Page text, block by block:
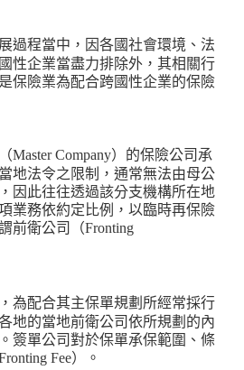
過程當中，因各國社會環境、法
性企業當盡力排除外，其相關行
保險業為配合跨國性企業的保險
Master Company）的保險公司承
地法令之限制，通常無法由母公
因此往往透過該分支機構所在地
業務依約定比例，以臨時再保險
前衛公司（Fronting
為配合其主保單規劃所經常採行
地的當地前衛公司依所規劃的內
簽單公司對於保單承保範圍、條
Fee）。